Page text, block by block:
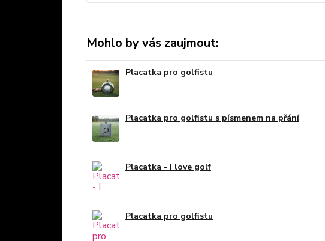
Mohlo by vás zaujmout:
Placatka pro golfistu
Placatka pro golfistu s písmenem na přání
Placatka - I love golf
Placatka pro golfistu